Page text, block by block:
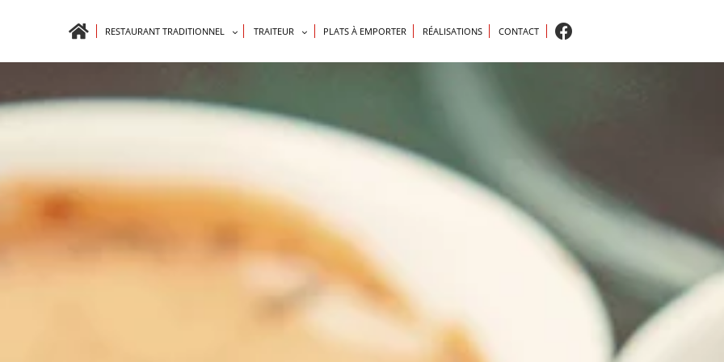
RESTAURANT TRADITIONNEL TRAITEUR PLATS À EMPORTER RÉALISATIONS CONTACT